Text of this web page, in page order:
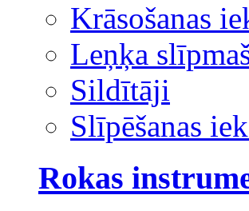
Krāsošanas
Leņķa
Sildītāji
Slīpēšanas
Rokas